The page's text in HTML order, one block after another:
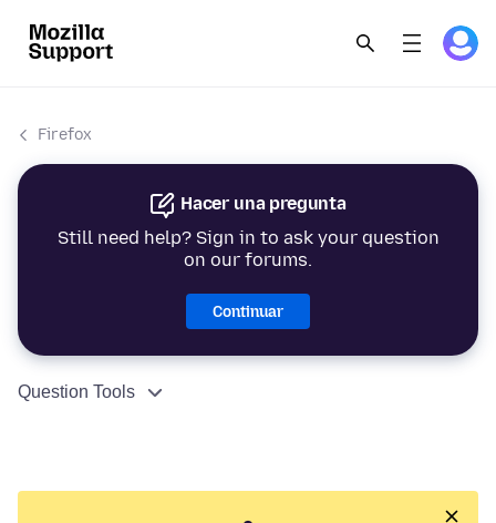
Firefox
Hacer una pregunta
Still need help? Sign in to ask your question
on our forums.
Continuar
Question Tools